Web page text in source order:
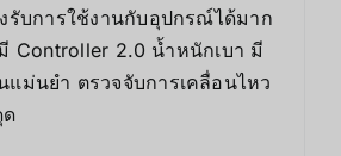
รับการใช้งานกับอุปกรณ์ได้มาก
Controller 2.0 น้ำหนักเบา มี
แม่นยำ ตรวจจับการเคลื่อนไหว